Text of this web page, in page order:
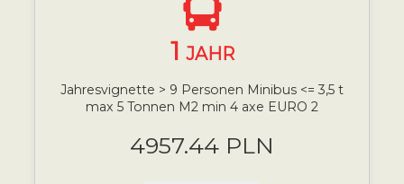
1 JAHR
Jahresvignette > 9 Personen Minibus <= 3,5 t
max 5 Tonnen M2 min 4 axe EURO 2
4957.44 PLN